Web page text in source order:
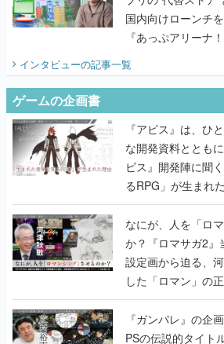
国内向けローンチ
『あっぷアリーナ
インタビューの記事一覧
ゲームの企画書
『アビス』は、ひ
な開発資料ととも
ビス』開発陣に聞
るRPG」が生まれ
書】
なにが、人を「ロ
か？『ロマサガ2』
設定画から迫る、
した「ロマン」の
書】
『ガンパレ』の企
PSの伝説的タイト